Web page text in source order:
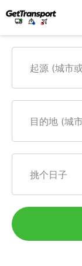
起源 (城市
目的地 (城
挑个日子